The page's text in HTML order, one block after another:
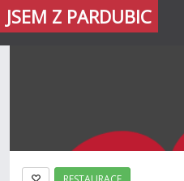
JSEM Z PARDUBIC